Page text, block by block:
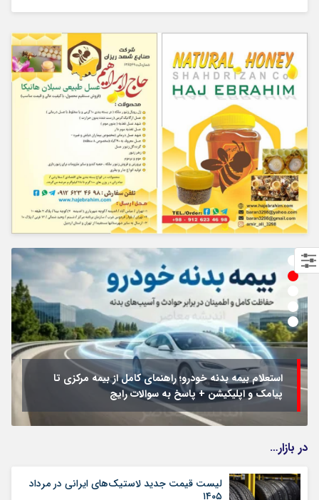
استعلام بیمه بدنه خودرو؛ راهنمای کامل از بیمه مرکزی تا
پیامک و اپلیکیشن + پاسخ به سوالات رایج
در بازار…
لیست قیمت جدید لاستیک‌های ایرانی در مرداد
۱۴۰۵